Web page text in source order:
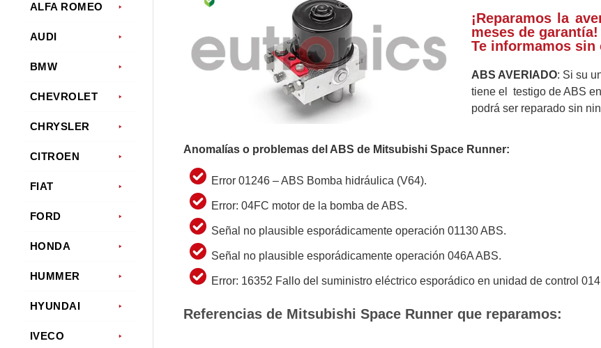
ALFA ROMEO
AUDI
BMW
CHEVROLET
CHRYSLER
CITROEN
FIAT
FORD
HONDA
HUMMER
HYUNDAI
IVECO
¡Reparamos la
meses de
Te informamos sin
ABS AVERIADO: Si su
tiene el testigo de ABS
podrá ser reparado sin
Anomalías o problemas del ABS de Mitsubishi Space Runner:
Error 01246 – ABS Bomba hidráulica (V64).
Error: 04FC motor de la bomba de ABS.
Señal no plausible esporádicamente operación 01130 ABS.
Señal no plausible esporádicamente operación 046A ABS.
Error: 16352 Fallo del suministro eléctrico esporádico en unidad de control
Referencias de Mitsubishi Space Runner que reparamos: